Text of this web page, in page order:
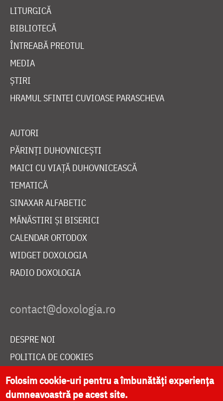
LITURGICĂ
BIBLIOTECĂ
ÎNTREABĂ PREOTUL
MEDIA
ȘTIRI
HRAMUL SFINTEI CUVIOASE PARASCHEVA
AUTORI
PĂRINȚI DUHOVNICEȘTI
MAICI CU VIAȚĂ DUHOVNICEASCĂ
TEMATICĂ
SINAXAR ALFABETIC
MĂNĂSTIRI ȘI BISERICI
CALENDAR ORTODOX
WIDGET DOXOLOGIA
RADIO DOXOLOGIA
DESPRE NOI
POLITICA DE COOKIES
DONEAZĂ ONLINE PENTRU CATEDRALA NAȚIONALĂ
Folosim cookie-uri pentru a îmbunătăți experiența
dumneavoastră pe acest site.